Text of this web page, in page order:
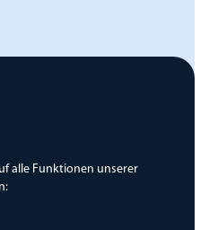
alle Funktionen unserer